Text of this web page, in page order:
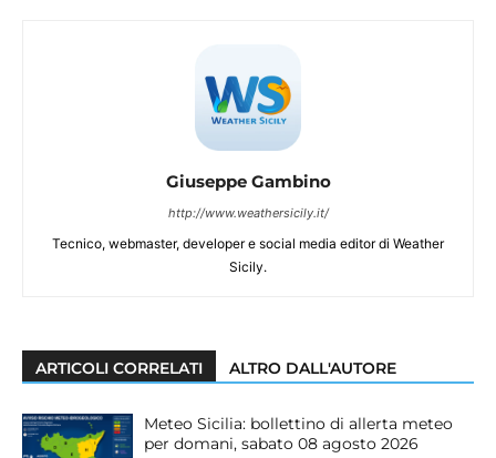
Giuseppe Gambino
http://www.weathersicily.it/
Tecnico, webmaster, developer e social media editor di Weather
Sicily.
ARTICOLI CORRELATI ALTRO DALL'AUTORE
Meteo Sicilia: bollettino di allerta meteo
per domani, sabato 08 agosto 2026